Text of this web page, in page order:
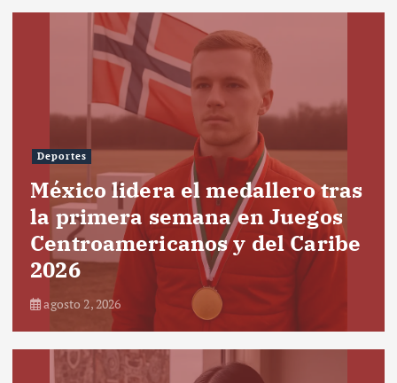
Deportes
México lidera el medallero tras
la primera semana en Juegos
Centroamericanos y del Caribe
2026
agosto 2, 2026